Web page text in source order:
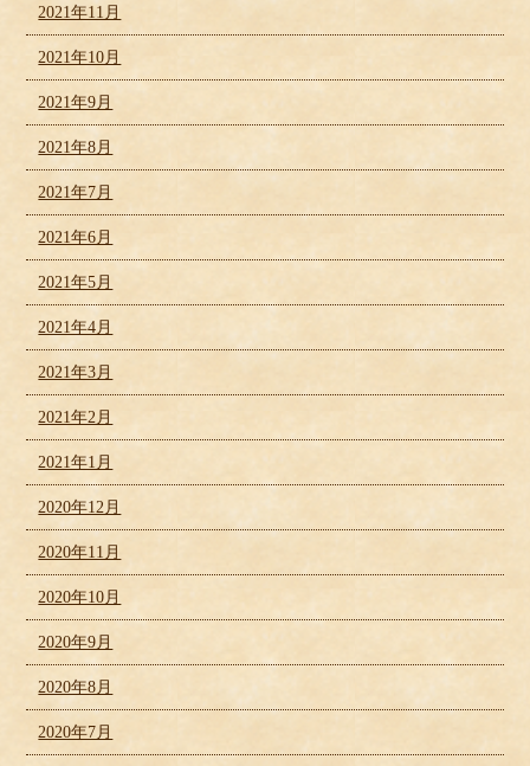
2021年11月
2021年10月
2021年9月
2021年8月
2021年7月
2021年6月
2021年5月
2021年4月
2021年3月
2021年2月
2021年1月
2020年12月
2020年11月
2020年10月
2020年9月
2020年8月
2020年7月